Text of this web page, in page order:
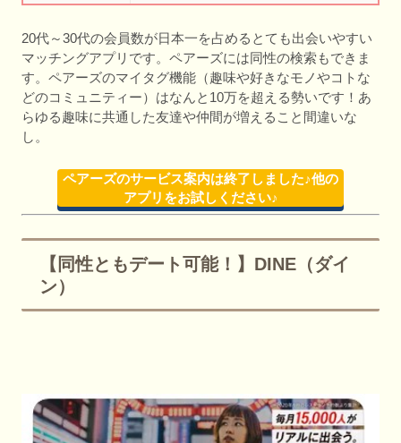
20代～30代の会員数が日本一を占めるとても出会いやすい
マッチングアプリです。ペアーズには同性の検索もできま
す。ペアーズのマイタグ機能（趣味や好きなモノやコトな
どのコミュニティー）はなんと10万を超える勢いです！あ
らゆる趣味に共通した友達や仲間が増えること間違いな
し。
ペアーズのサービス案内は終了しました♪他の
アプリをお試しください♪
【同性ともデート可能！】DINE（ダイ
ン）